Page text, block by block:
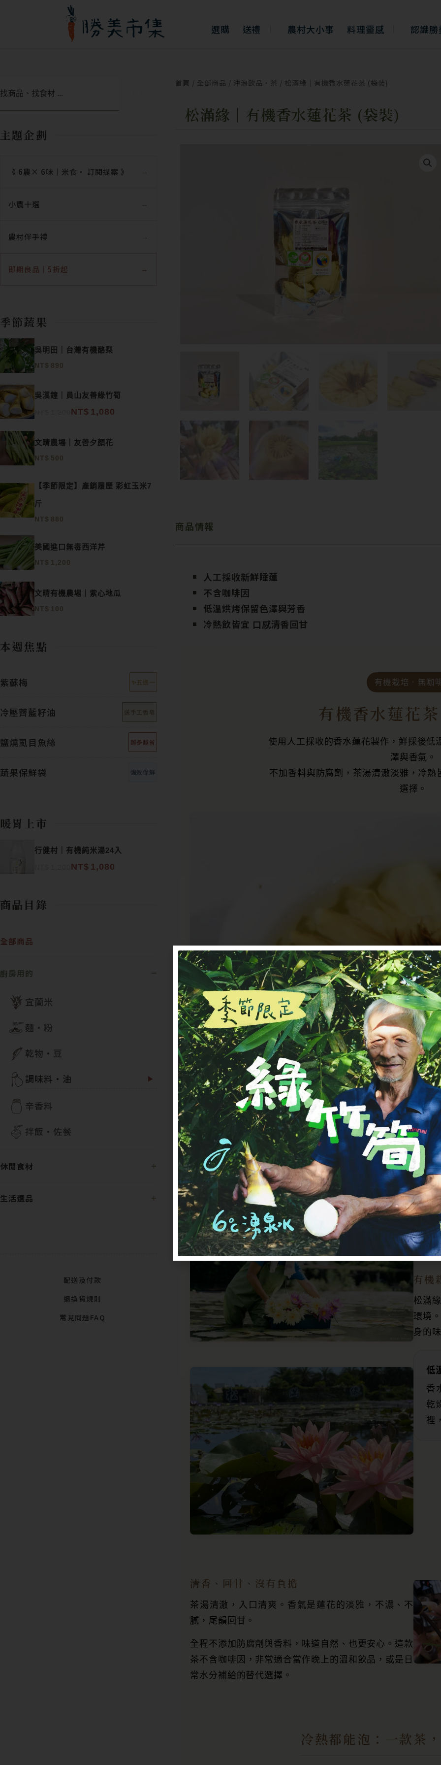
容
選購 送禮 農村大小事 料理靈感 認識勝
主題企劃
《 6農× 6味｜米食‧ 訂閱提案 》
小農十選
農村伴手禮
即期良品｜5折起
季節蔬果
吳明田｜台灣有機酪梨
NT$ 890
吳漢鐘｜員山友善綠竹筍
NT$ 1,080
文晴農場｜友善夕顏花
NT$ 500
【季節限定】產銷履歷 彩虹玉米7
斤
NT$ 880
美國進口無毒西洋芹
NT$ 1,200
文晴有機農場｜紫心地瓜
NT$ 100
本週焦點
紫蘇梅 ✨五送一
冷壓薺藍籽油
鹽燒虱目魚絲 越多越省
蔬果保鮮袋 強效保鮮
暖胃上市
行健村｜有機純米湯24入
NT$ 1,080
商品目錄
全部商品
廚房用的
宜蘭米
麵・粉
乾物・豆
調味料・油
辛香料
拌飯・佐餐
休閒食材
生活選品
配送及付款
退換貨規則
常見問題FAQ
首頁 / 全部商品 / 沖泡飲品・茶 / 松滿緣｜有機香水蓮花茶 (袋裝)
松滿緣｜有機香水蓮花茶 (袋裝)
商品情報
人工採收新鮮睡蓮
不含咖啡因
低溫烘烤保留色澤與芳香
冷熱飲皆宜 口感清香回甘
有機栽培．無咖
有機香水蓮花
使用人工採收的香水蓮花製作，鮮採後低
澤與香氣。
不加香料與防腐劑，茶湯清澈淡雅，冷
選擇。
有機
松滿
環境
身的
低
香
乾
裡
清香、回甘、沒有負擔
茶湯清澈，入口清爽。香氣是蓮花的淡雅，不濃、不
膩，尾韻回甘。
全程不添加防腐劑與香料，味道自然、也更安心。這款
茶不含咖啡因，非常適合當作晚上的溫和飲品，或是日
常水分補給的替代選擇。
冷熱都能泡：一款茶